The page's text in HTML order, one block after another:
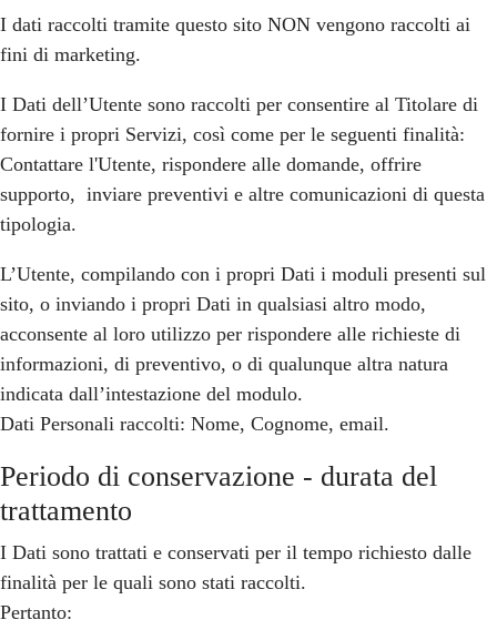
I dati raccolti tramite questo sito NON vengono raccolti ai
fini di marketing.
I Dati dell’Utente sono raccolti per consentire al Titolare di
fornire i propri Servizi, così come per le seguenti finalità:
Contattare l'Utente, rispondere alle domande, offrire
supporto, inviare preventivi e altre comunicazioni di questa
tipologia.
L’Utente, compilando con i propri Dati i moduli presenti sul
sito, o inviando i propri Dati in qualsiasi altro modo,
acconsente al loro utilizzo per rispondere alle richieste di
informazioni, di preventivo, o di qualunque altra natura
indicata dall’intestazione del modulo.
Dati Personali raccolti: Nome, Cognome, email.
Periodo di conservazione - durata del
trattamento
I Dati sono trattati e conservati per il tempo richiesto dalle
finalità per le quali sono stati raccolti.
Pertanto: